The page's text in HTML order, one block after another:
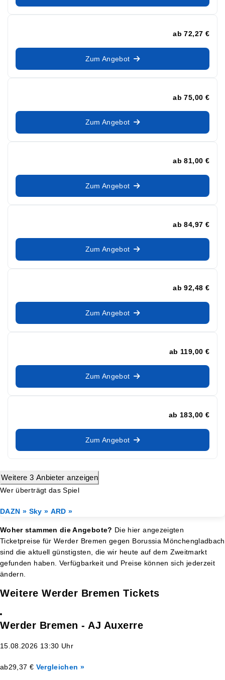
ab 72,27 €
Zum Angebot
ab 75,00 €
Zum Angebot
ab 81,00 €
Zum Angebot
ab 84,97 €
Zum Angebot
ab 92,48 €
Zum Angebot
ab 119,00 €
Zum Angebot
ab 183,00 €
Zum Angebot
Weitere 3 Anbieter anzeigen
Wer überträgt das Spiel
DAZN » Sky » ARD »
Woher stammen die Angebote? Die hier angezeigten
Ticketpreise für Werder Bremen gegen Borussia Mönchengladbach
sind die aktuell günstigsten, die wir heute auf dem Zweitmarkt
gefunden haben. Verfügbarkeit und Preise können sich jederzeit
ändern.
Weitere Werder Bremen Tickets
Werder Bremen - AJ Auxerre
15.08.2026 13:30 Uhr
ab29,37 € Vergleichen »